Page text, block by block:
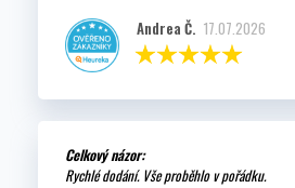
Andrea Č. 17.07.2026
Celkový názor:
Rychlé dodání. Vše proběhlo v pořádku.